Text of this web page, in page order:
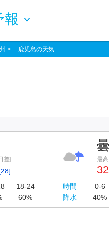
報
> 鹿児島の天気
差] 最
32
18-24
60%
時間
0-6
降水
40%